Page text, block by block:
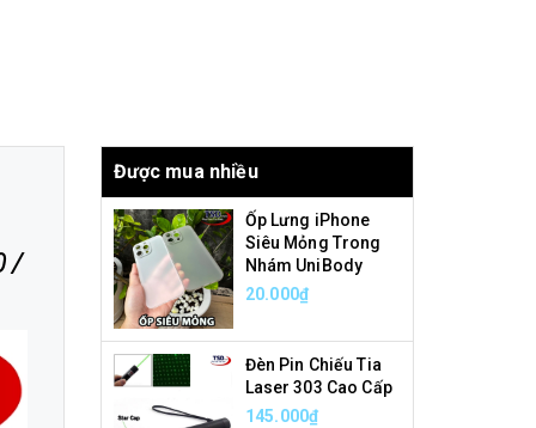
/
Được mua nhiều
Ốp Lưng iPhone
Siêu Mỏng Trong
Nhám UniBody
20.000₫
Đèn Pin Chiếu Tia
Laser 303 Cao Cấp
145.000₫